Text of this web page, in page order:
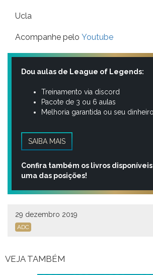
Ucla
Acompanhe pelo Youtube
Dou aulas de League of Legends:
Treinamento via discord
Pacote de 3 ou 6 aulas
Melhoria garantida ou seu
SAIBA MAIS
Confira também os livros
uma das posições!
29 dezembro 2019
ADC
VEJA TAMBÉM